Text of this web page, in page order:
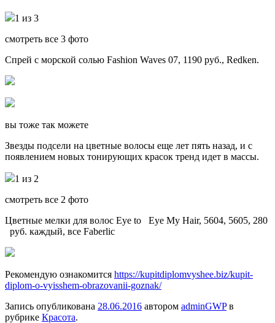
1 из 3
смотреть все 3 фото
Спрей с морской солью Fashion Waves 07, 1190 руб., Redken.
вы тоже так можете
Звезды подсели на цветные волосы еще лет пять назад, и с
появлением новых тонирующих красок тренд идет в массы.
1 из 2
смотреть все 2 фото
Цветные мелки для волос Eye to Eye My Hair, 5604, 5605, 280
руб. каждый, все Faberlic
Рекомендую ознакомится https://kupitdiplomvyshee.biz/kupit-
diplom-o-vyisshem-obrazovanii-goznak/
Запись опубликована 28.06.2016 автором adminGWPв
рубрике Красота.